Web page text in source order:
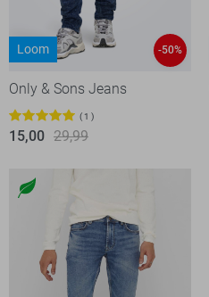
Loom -50%
Only & Sons Jeans
1
15,00 29,99